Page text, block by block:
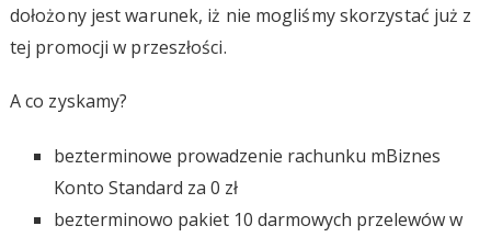
dołożony jest warunek, iż nie mogliśmy skorzystać już z
tej promocji w przeszłości.
A co zyskamy?
bezterminowe prowadzenie rachunku mBiznes
Konto Standard za 0 zł
bezterminowo pakiet 10 darmowych przelewów w